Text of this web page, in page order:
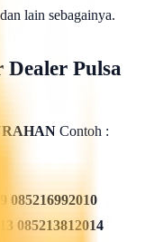
lain sebagainya.
Pulsa
Contoh :
085216992010
085213812014